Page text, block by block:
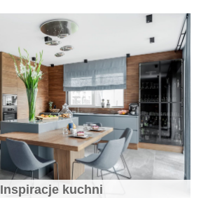
Inspiracje kuchni